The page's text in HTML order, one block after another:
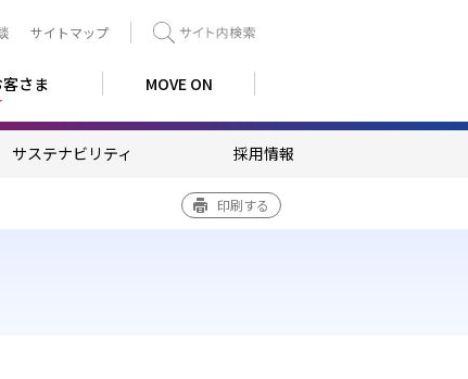
サイトマップ
さま MOVE ON
サステナビリティ 採用情報
印刷する